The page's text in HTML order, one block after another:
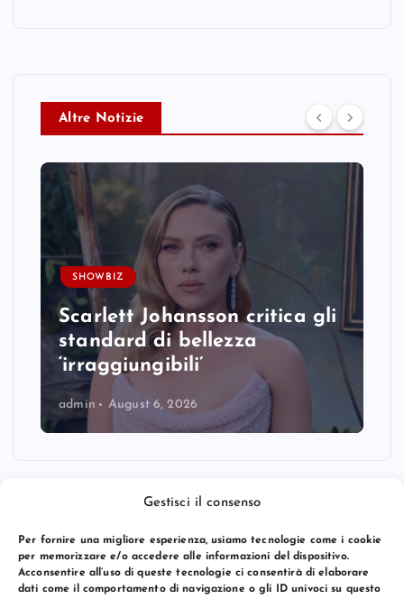
Gestisci il consenso
Per fornire una migliore esperienza, usiamo tecnologie come i cookie
per memorizzare e/o accedere alle informazioni del dispositivo.
Acconsentire all’uso di queste tecnologie ci consentirà di elaborare
dati come il comportamento di navigazione o gli ID univoci su questo
Altre Notizie
SHOWBIZ
Scarlett Johansson critica gli
standard di bellezza
‘irraggiungibili’
admin August 6, 2026